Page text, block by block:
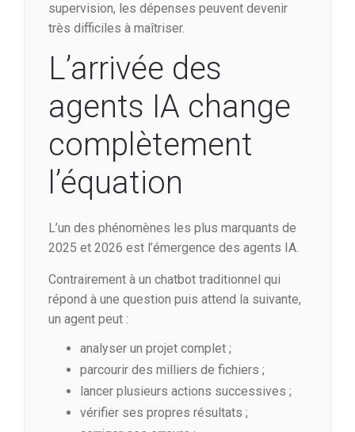
supervision, les dépenses peuvent devenir
très difficiles à maîtriser.
L’arrivée des
agents IA change
complètement
l’équation
L’un des phénomènes les plus marquants de
2025 et 2026 est l’émergence des agents IA.
Contrairement à un chatbot traditionnel qui
répond à une question puis attend la suivante,
un agent peut :
analyser un projet complet ;
parcourir des milliers de fichiers ;
lancer plusieurs actions successives ;
vérifier ses propres résultats ;